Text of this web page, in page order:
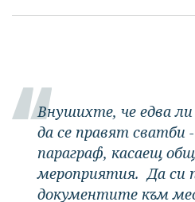
Внушихте, че едва
да се правят
параграф, касаещ
мероприятия. Да си
документите към